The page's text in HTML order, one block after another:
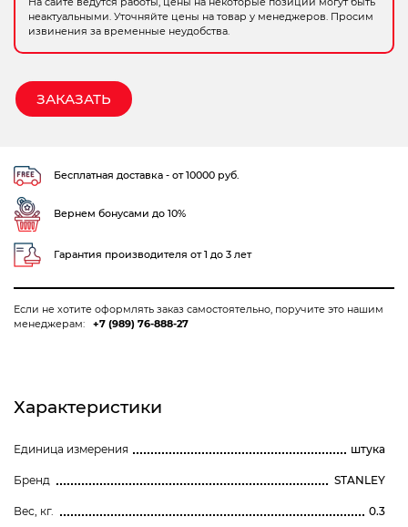
Электрохозтовары
неактуальными. Уточняйте цены на товар у менеджеров. Просим
извинения за временные неудобства.
ЗАКАЗАТЬ
Бесплатная доставка - от 10000 руб.
Вернем бонусами до 10%
Гарантия производителя от 1 до 3 лет
Если не хотите оформлять заказ самостоятельно, поручите это нашим
менеджерам:
+7 (989) 76-888-27
Характеристики
Единица измерения штука
Бренд STANLEY
Вес, кг. 0.3